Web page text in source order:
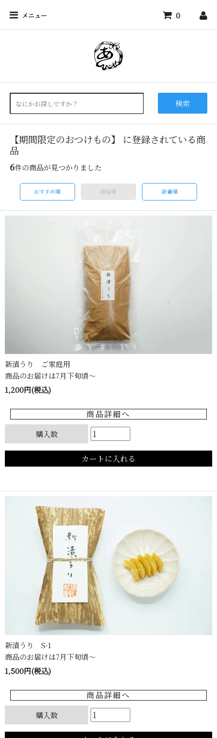
メニュー 0
検索
【期間限定のおつけもの】 に登録されている商
品
6件の商品が見つかりました
おすすめ順 価格順 新着順
新漬うり ご家庭用
商品のお届けは7月下旬頃〜
1,200円(税込)
商品詳細へ
購入数
新漬うり S-1
商品のお届けは7月下旬頃〜
1,500円(税込)
商品詳細へ
購入数